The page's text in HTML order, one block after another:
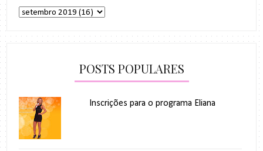
POSTS POPULARES
Inscrições para o programa Eliana